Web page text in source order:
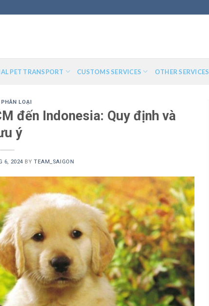
PET TRANSPORT CUSTOMS SERVICES OTHER SERVICES
LOẠI
đến Indonesia: Quy định và
ý
6, 2024 BYTEAM_SAIGON